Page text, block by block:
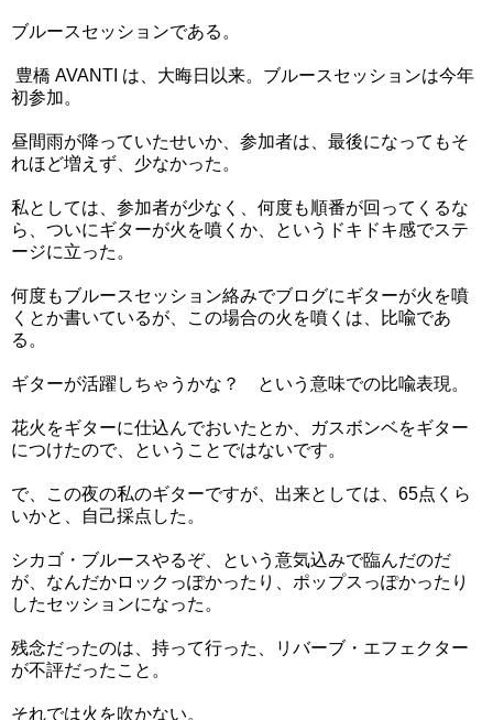
ブルースセッションである。
豊橋 AVANTI は、大晦日以来。ブルースセッションは今年
初参加。
昼間雨が降っていたせいか、参加者は、最後になってもそ
れほど増えず、少なかった。
私としては、参加者が少なく、何度も順番が回ってくるな
ら、ついにギターが火を噴くか、というドキドキ感でステ
ージに立った。
何度もブルースセッション絡みでブログにギターが火を噴
くとか書いているが、この場合の火を噴くは、比喩であ
る。
ギターが活躍しちゃうかな？ という意味での比喩表現。
花火をギターに仕込んでおいたとか、ガスボンベをギター
につけたので、ということではないです。
で、この夜の私のギターですが、出来としては、65点くら
いかと、自己採点した。
シカゴ・ブルースやるぞ、という意気込みで臨んだのだ
が、なんだかロックっぽかったり、ポップスっぽかったり
したセッションになった。
残念だったのは、持って行った、リバーブ・エフェクター
が不評だったこと。
それでは火を吹かない。